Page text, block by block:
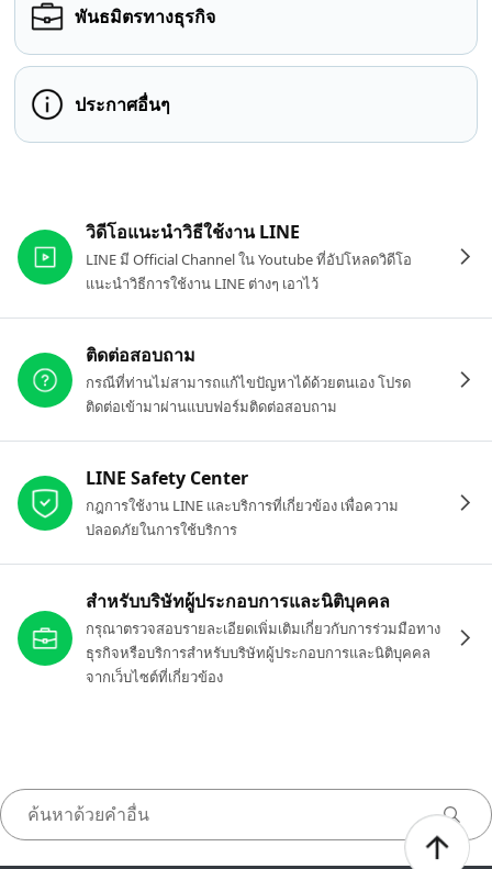
พันธมิตรทางธุรกิจ
ประกาศอื่นๆ
วิดีโอแนะนำวิธีใช้งาน LINE
LINE มี Official Channel ใน Youtube ที่อัปโหลดวิดีโอ
แนะนำวิธีการใช้งาน LINE ต่างๆ เอาไว้
ติดต่อสอบถาม
กรณีที่ท่านไม่สามารถแก้ไขปัญหาได้ด้วยตนเอง โปรด
ติดต่อเข้ามาผ่านแบบฟอร์มติดต่อสอบถาม
LINE Safety Center
กฎการใช้งาน LINE และบริการที่เกี่ยวข้อง เพื่อความ
ปลอดภัยในการใช้บริการ
สำหรับบริษัทผู้ประกอบการและนิติบุคคล
กรุณาตรวจสอบรายละเอียดเพิ่มเติมเกี่ยวกับการร่วมมือทาง
ธุรกิจหรือบริการสำหรับบริษัทผู้ประกอบการและนิติบุคคล
จากเว็บไซต์ที่เกี่ยวข้อง